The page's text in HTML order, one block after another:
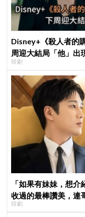
Disney+《殺人者的
周迎大結局「他」出
韓劇
「如果有妹妹，想
收過的最棒讚美，連
韓劇